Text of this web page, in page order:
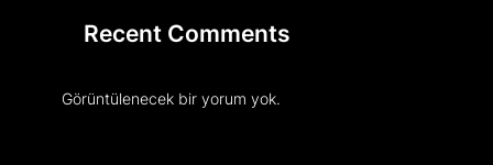
Recent Comments
Görüntülenecek bir yorum yok.